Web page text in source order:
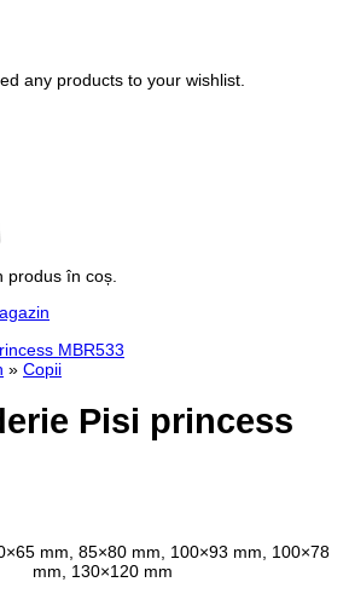
any products to your wishlist.
produs în coș.
» Copii
Pisi princess
mm, 85×80 mm, 100×93 mm, 100×78
mm, 130×120 mm